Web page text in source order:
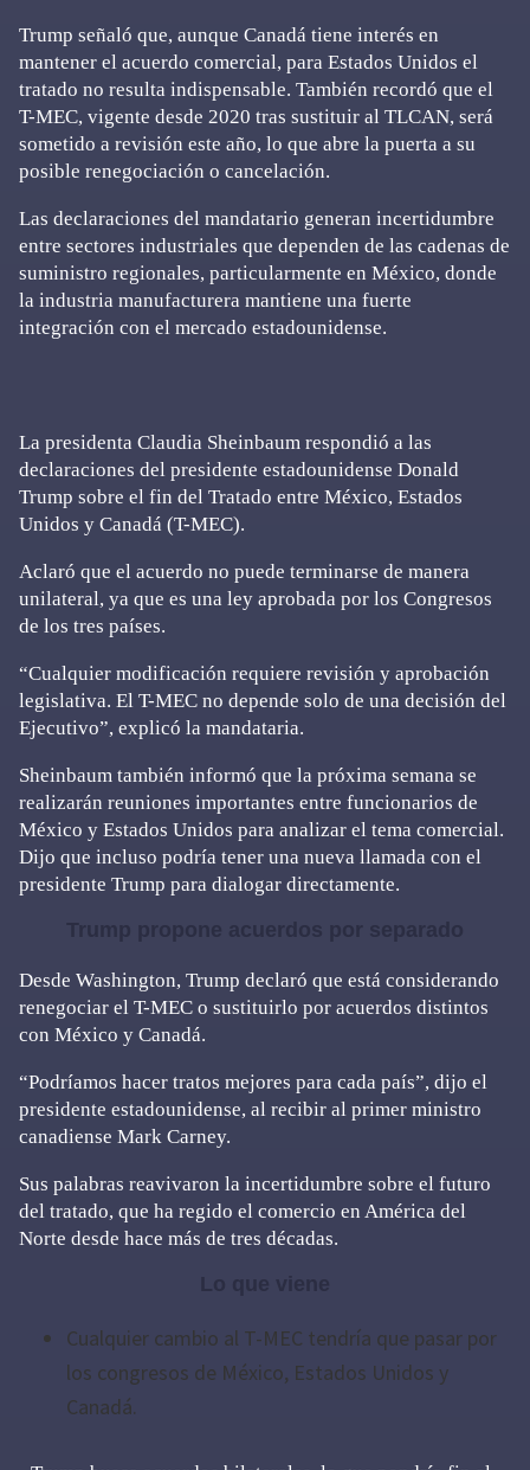
Trump señaló que, aunque Canadá tiene interés en
mantener el acuerdo comercial, para Estados Unidos el
tratado no resulta indispensable. También recordó que el
T-MEC, vigente desde 2020 tras sustituir al TLCAN, será
sometido a revisión este año, lo que abre la puerta a su
posible renegociación o cancelación.
Las declaraciones del mandatario generan incertidumbre
entre sectores industriales que dependen de las cadenas de
suministro regionales, particularmente en México, donde
la industria manufacturera mantiene una fuerte
integración con el mercado estadounidense.
La presidenta Claudia Sheinbaum respondió a las
declaraciones del presidente estadounidense Donald
Trump sobre el fin del Tratado entre México, Estados
Unidos y Canadá (T-MEC).
Aclaró que el acuerdo no puede terminarse de manera
unilateral, ya que es una ley aprobada por los Congresos
de los tres países.
“Cualquier modificación requiere revisión y aprobación
legislativa. El T-MEC no depende solo de una decisión del
Ejecutivo”, explicó la mandataria.
Sheinbaum también informó que la próxima semana se
realizarán reuniones importantes entre funcionarios de
México y Estados Unidos para analizar el tema comercial.
Dijo que incluso podría tener una nueva llamada con el
presidente Trump para dialogar directamente.
Trump propone acuerdos por separado
Desde Washington, Trump declaró que está considerando
renegociar el T-MEC o sustituirlo por acuerdos distintos
con México y Canadá.
“Podríamos hacer tratos mejores para cada país”, dijo el
presidente estadounidense, al recibir al primer ministro
canadiense Mark Carney.
Sus palabras reavivaron la incertidumbre sobre el futuro
del tratado, que ha regido el comercio en América del
Norte desde hace más de tres décadas.
Lo que viene
Cualquier cambio al T-MEC tendría que pasar por
los congresos de México, Estados Unidos y
Canadá.